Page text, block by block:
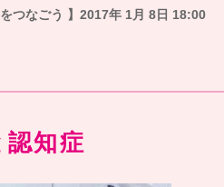
つなごう 】2017年 1月 8日 18:00
知症